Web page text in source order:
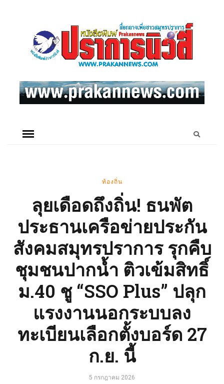
ท้องถิ่น
ลุยเดือดถึงถิ่น! ธนพัต​
ประธานเครือข่ายประกัน
สังคมสมุทรปราการ รุกคืบ
ชุมชนปากน้ำ ติวเข้มสิทธิ์
ม.40 ชู “SSO Plus” ปลุก
แรงงานนอกระบบลง
ทะเบียนเลือกตั้งบอร์ด 27
ก.ย. นี้
5 กรกฎาคม 2026